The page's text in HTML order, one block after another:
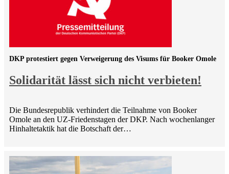
Solidarität lässt sich nicht verbieten!
DKP protestiert gegen Verweigerung des Visums für Booker Omole
Die Bundesrepublik verhindert die Teilnahme von Booker
Omole an den UZ-Friedenstagen der DKP. Nach wochenlanger
Hinhaltetaktik hat die Botschaft der…